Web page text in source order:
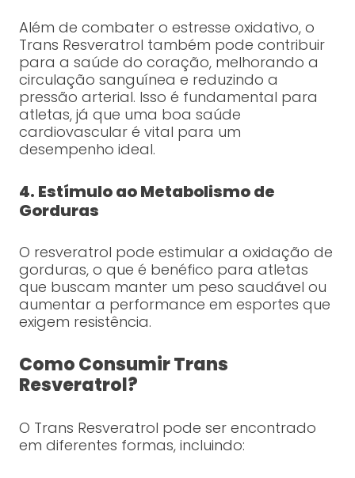
Além de combater o estresse oxidativo, o
Trans Resveratrol também pode contribuir
para a saúde do coração, melhorando a
circulação sanguínea e reduzindo a
pressão arterial. Isso é fundamental para
atletas, já que uma boa saúde
cardiovascular é vital para um
desempenho ideal.
4. Estímulo ao Metabolismo de
Gorduras
O resveratrol pode estimular a oxidação de
gorduras, o que é benéfico para atletas
que buscam manter um peso saudável ou
aumentar a performance em esportes que
exigem resistência.
Como Consumir Trans
Resveratrol?
O Trans Resveratrol pode ser encontrado
em diferentes formas, incluindo: